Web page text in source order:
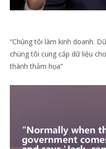
“Chúng tôi làm kinh doanh.
chúng tôi cung cấp dữ liệu
thành thảm họa”